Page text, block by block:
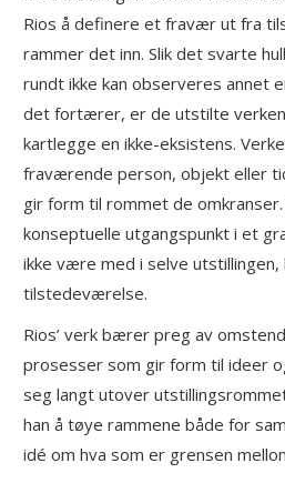
Rios å definere et fravær ut fra
rammer det inn. Slik det svarte
rundt ikke kan observeres annet
det fortærer, er de utstilte
kartlegge en ikke-eksistens.
fraværende person, objekt eller
gir form til rommet de
konseptuelle utgangspunkt i et
ikke være med i selve utstillingen,
tilstedeværelse.
Rios’ verk bærer preg av
prosesser som gir form til ideer
seg langt utover
han å tøye rammene både for
idé om hva som er grensen